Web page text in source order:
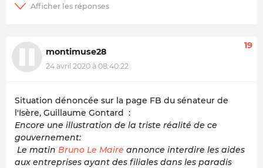
montimuse28
24 avril 2020 à 08:40:22
19
Situation dénoncée sur la page FB du sénateur de
l'Isère, Guillaume Gontard :
Encore une illustration de la triste réalité de ce
gouvernement:
Le matin Bruno Le Maire annonce interdire les aides
aux entreprises ayant des filiales dans les paradis